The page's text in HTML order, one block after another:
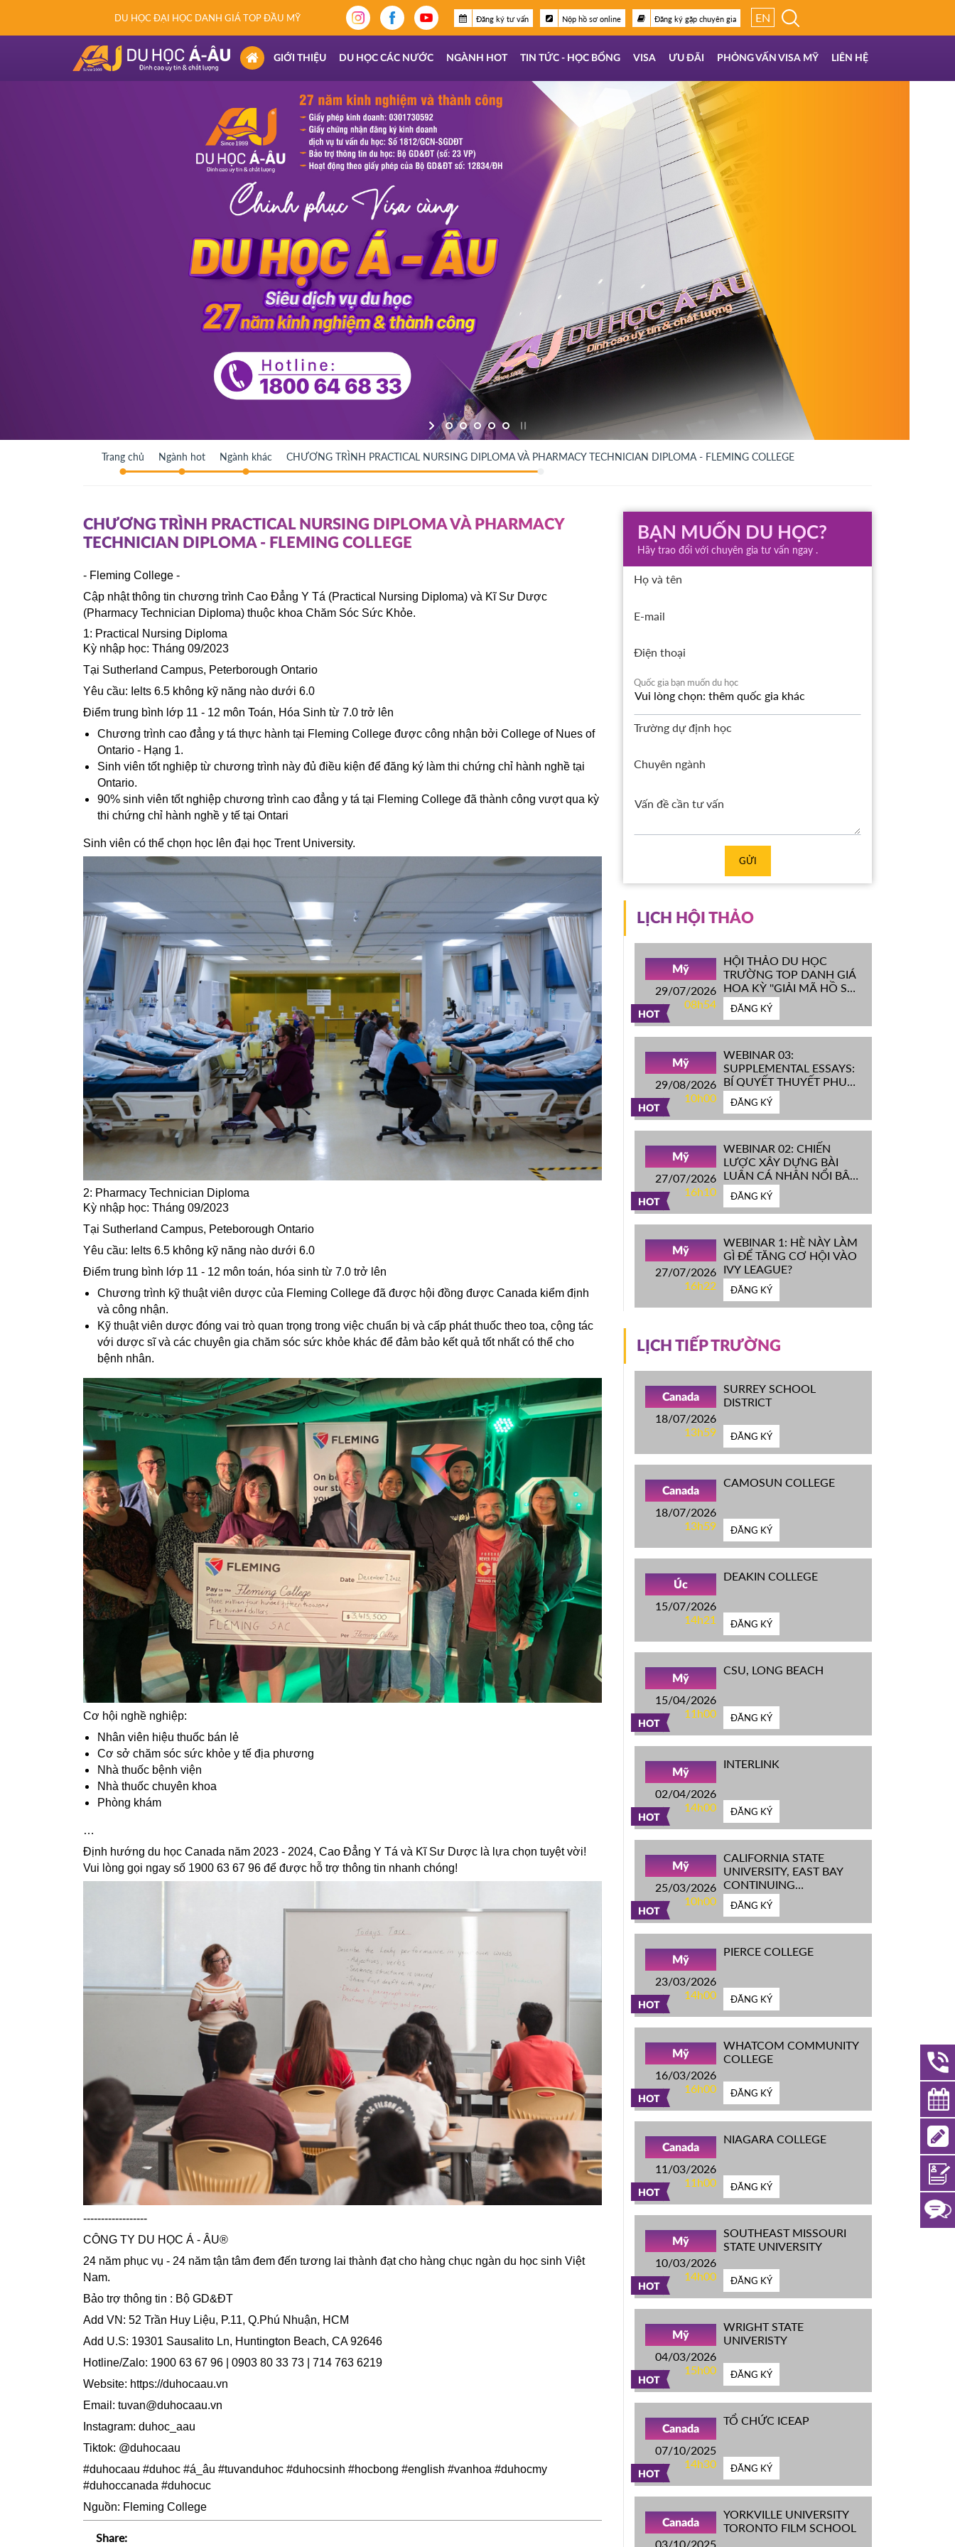
DU HỌC ĐẠI HỌC DANH GIÁ TOP ĐẦU MỸ Đăng ký tư vấn Nộp hồ sơ online Đăng ký gặp chuyên gia EN
(CURRENT)
GIỚI THIỆU DU HỌC CÁC NƯỚC NGÀNH HOT TIN TỨC - HỌC BỔNG VISA ƯU ĐÃI PHỎNG VẤN VISA MỸ LIÊN HỆ
Trang chủ Ngành hot Ngành khác CHƯƠNG TRÌNH PRACTICAL NURSING DIPLOMA VÀ PHARMACY TECHNICIAN DIPLOMA - FLEMING COLLEGE
CHƯƠNG TRÌNH PRACTICAL NURSING DIPLOMA VÀ PHARMACY
TECHNICIAN DIPLOMA - FLEMING COLLEGE
- Fleming College -
Cập nhật thông tin chương trình Cao Đẳng Y Tá (Practical Nursing Diploma) và Kĩ Sư Dược
(Pharmacy Technician Diploma) thuộc khoa Chăm Sóc Sức Khỏe.
1: Practical Nursing Diploma
Kỳ nhập học: Tháng 09/2023
Tại Sutherland Campus, Peterborough Ontario
Yêu cầu: Ielts 6.5 không kỹ năng nào dưới 6.0
Điểm trung bình lớp 11 - 12 môn Toán, Hóa Sinh từ 7.0 trở lên
Chương trình cao đẳng y tá thực hành tại Fleming College được công nhận bởi College of Nues of
Ontario - Hạng 1.
Sinh viên tốt nghiệp từ chương trình này đủ điều kiện để đăng ký làm thi chứng chỉ hành nghề tại
Ontario.
90% sinh viên tốt nghiệp chương trình cao đẳng y tá tại Fleming College đã thành công vượt qua kỳ
thi chứng chỉ hành nghề y tế tại Ontari
Sinh viên có thể chọn học lên đại học Trent University.
2: Pharmacy Technician Diploma
Kỳ nhập học: Tháng 09/2023
Tại Sutherland Campus, Peteborough Ontario
Yêu cầu: Ielts 6.5 không kỹ năng nào dưới 6.0
Điểm trung bình lớp 11 - 12 môn toán, hóa sinh từ 7.0 trở lên
Chương trình kỹ thuật viên dược của Fleming College đã được hội đồng được Canada kiểm định
và công nhận.
Kỹ thuật viên dược đóng vai trò quan trọng trong việc chuẩn bị và cấp phát thuốc theo toa, cộng tác
với dược sĩ và các chuyên gia chăm sóc sức khỏe khác để đảm bảo kết quả tốt nhất có thể cho
bệnh nhân.
Cơ hội nghề nghiệp:
Nhân viên hiệu thuốc bán lẻ
Cơ sở chăm sóc sức khỏe y tế địa phương
Nhà thuốc bệnh viện
Nhà thuốc chuyên khoa
Phòng khám
…
Định hướng du học Canada năm 2023 - 2024, Cao Đẳng Y Tá và Kĩ Sư Dược là lựa chọn tuyệt vời!
Vui lòng gọi ngay số 1900 63 67 96 để được hỗ trợ thông tin nhanh chóng!
------------------
CÔNG TY DU HỌC Á - ÂU®
24 năm phục vụ - 24 năm tận tâm đem đến tương lai thành đạt cho hàng chục ngàn du học sinh Việt
Nam.
Bảo trợ thông tin : Bộ GD&ĐT
Add VN: 52 Trần Huy Liệu, P.11, Q.Phú Nhuận, HCM
Add U.S: 19301 Sausalito Ln, Huntington Beach, CA 92646
Hotline/Zalo: 1900 63 67 96 | 0903 80 33 73 | 714 763 6219
Website: https://duhocaau.vn
Email: tuvan@duhocaau.vn
Instagram: duhoc_aau
Tiktok: @duhocaau
#duhocaau #duhoc #á_âu #tuvanduhoc #duhocsinh #hocbong #english #vanhoa #duhocmy
#duhoccanada #duhocuc
Nguồn: Fleming College
Share:
BẠN MUỐN DU HỌC?
Hãy trao đổi với chuyên gia tư vấn ngay .
Họ và tên
E-mail
Điện thoại
Quốc gia bạn muốn du học
Trường dự định học
Chuyên ngành
GỬI
LỊCH HỘI THẢO
HOT
Mỹ
29/07/2026
08h54
HỘI THẢO DU HỌC
TRƯỜNG TOP DANH GIÁ
HOA KỲ ''GIẢI MÃ HỒ SƠ
IVY LEAGUE''
ĐĂNG KÝ
HOT
Mỹ
29/08/2026
10h00
WEBINAR 03:
SUPPLEMENTAL ESSAYS:
BÍ QUYẾT THUYẾT PHỤC
HỘI ĐỒNG TUYỂN SINH
ĐH TOP ĐẦU MỸ
ĐĂNG KÝ
HOT
Mỹ
27/07/2026
16h10
WEBINAR 02: CHIẾN
LƯỢC XÂY DỰNG BÀI
LUẬN CÁ NHÂN NỔI BẬT
CHINH PHỤC ĐH TOP
ĐẦU MỸ
ĐĂNG KÝ
Mỹ
27/07/2026
16h22
WEBINAR 1: HÈ NÀY LÀM
GÌ ĐỂ TĂNG CƠ HỘI VÀO
IVY LEAGUE?
ĐĂNG KÝ
LỊCH TIẾP TRƯỜNG
Canada
18/07/2026
13h59
SURREY SCHOOL
DISTRICT
ĐĂNG KÝ
Canada
18/07/2026
13h59
CAMOSUN COLLEGE
ĐĂNG KÝ
Úc
15/07/2026
14h21
DEAKIN COLLEGE
ĐĂNG KÝ
HOT
Mỹ
15/04/2026
11h00
CSU, LONG BEACH
ĐĂNG KÝ
HOT
Mỹ
02/04/2026
14h00
INTERLINK
ĐĂNG KÝ
HOT
Mỹ
25/03/2026
10h00
CALIFORNIA STATE
UNIVERSITY, EAST BAY
CONTINUING
EDUCATION
ĐĂNG KÝ
HOT
Mỹ
23/03/2026
14h00
PIERCE COLLEGE
ĐĂNG KÝ
HOT
Mỹ
16/03/2026
16h00
WHATCOM COMMUNITY
COLLEGE
ĐĂNG KÝ
HOT
Canada
11/03/2026
11h00
NIAGARA COLLEGE
ĐĂNG KÝ
HOT
Mỹ
10/03/2026
14h00
SOUTHEAST MISSOURI
STATE UNIVERSITY
ĐĂNG KÝ
HOT
Mỹ
04/03/2026
15h00
WRIGHT STATE
UNIVERISTY
ĐĂNG KÝ
HOT
Canada
07/10/2025
14h30
TỔ CHỨC ICEAP
ĐĂNG KÝ
Canada
03/10/2025
YORKVILLE UNIVERSITY
TORONTO FILM SCHOOL